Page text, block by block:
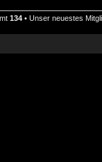
134 • Unser neuestes